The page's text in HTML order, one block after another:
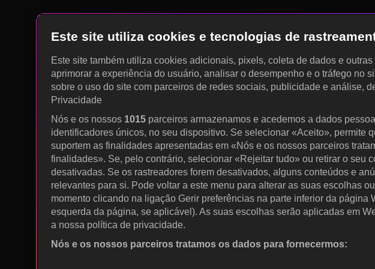
Este site utiliza cookies e tecnologias de
Este site também utiliza cookies adicionais, pixels, coleta de dados e
aprimorar a experiência do usuário, analisar o desempenho e o tráfego no
sobre o uso do site com parceiros de redes sociais, publicidade e análise,
Privacidade
Nós e os nossos 1015 parceiros armazenamos e acedemos a dados
identificadores únicos, no seu dispositivo. Se selecionar «Aceito», permite
suportem as finalidades apresentadas em «Nós e os nossos parceiros
finalidades». Se, pelo contrário, selecionar «Rejeitar tudo» ou retirar o seu
desativadas. Se os rastreadores forem desativados, alguns conteúdos e
relevantes para si. Pode voltar a este menu para alterar as suas escolhas
momento clicando na ligação Gerir preferências na parte inferior da página
esquerda da página, se aplicável). As suas escolhas serão aplicadas em
a nossa política de privacidade.
Nós e os nossos parceiros tratamos os dados para fornecermos: